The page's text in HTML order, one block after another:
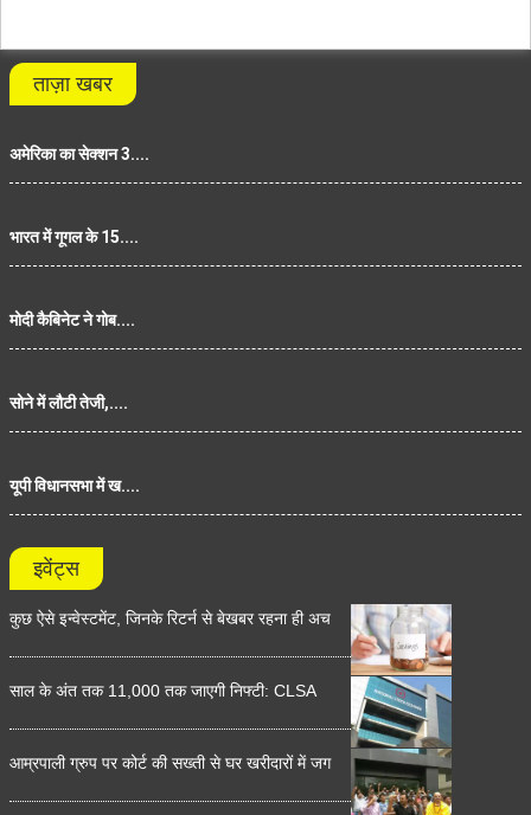
ताज़ा खबर
अमेरिका का सेक्शन 3....
भारत में गूगल के 15....
मोदी कैबिनेट ने गोब....
सोने में लौटी तेजी,....
यूपी विधानसभा में ख....
इवेंट्स
कुछ ऐसे इन्वेस्टमेंट, जिनके रिटर्न से बेखबर रहना ही अच
साल के अंत तक 11,000 तक जाएगी निफ्टी: CLSA
आम्रपाली ग्रुप पर कोर्ट की सख्ती से घर खरीदारों में जग